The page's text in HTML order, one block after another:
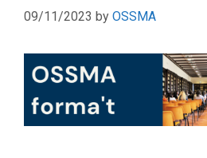
09/11/2023 by OSSMA